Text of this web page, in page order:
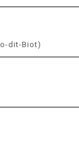
dit-Biot)